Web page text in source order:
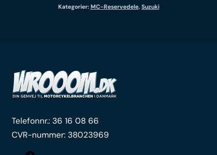
Kategorier:MC-Reservedele,Suzuki
Telefonnr.: 36 16 08 66
CVR-nummer: 38023969